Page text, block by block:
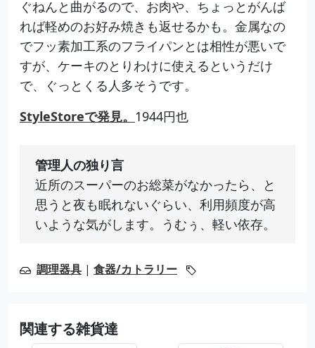
ぐねんと曲がるので、お肉や、ちょっとがんば
れば軽めのお好み焼きも返せるかも。金属なの
でフッ素加工系のフライパンとは相性が悪いで
すが、ケーキのとりわけに使えるというだけ
で、ぐっとくる人多そうです。
StyleStoreで発見。 1944円也
管理人の独り言
近所のスーパーのお総菜がなかったら、と
思うと夜も眠れないぐらい、利用頻度が高
いような気がします。うむぅ、軽い依存。
調理器具 | 食器/カトラリー
関連する雑貨達